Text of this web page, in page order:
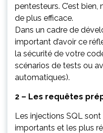
pentesteurs. C’est bien,
de plus efficace.
Dans un cadre de
important d’avoir ce
la sécurité de votre
scénarios de tests ou
automatiques).
2 – Les requêtes
Les injections SQL sont
importants et les plus